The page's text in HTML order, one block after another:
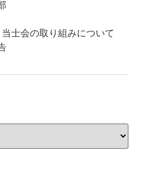
士会の取り組みについて